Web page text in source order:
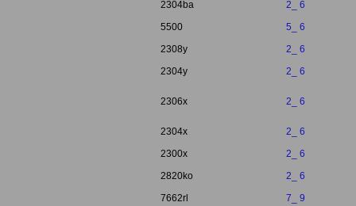
2304ba
2_ 6
5500
5_ 6
2308y
2_ 6
2304y
2_ 6
2306x 2_ 6
2304x
2_ 6
2300x
2_ 6
2820ko
2_ 6
7662rl
7_ 9